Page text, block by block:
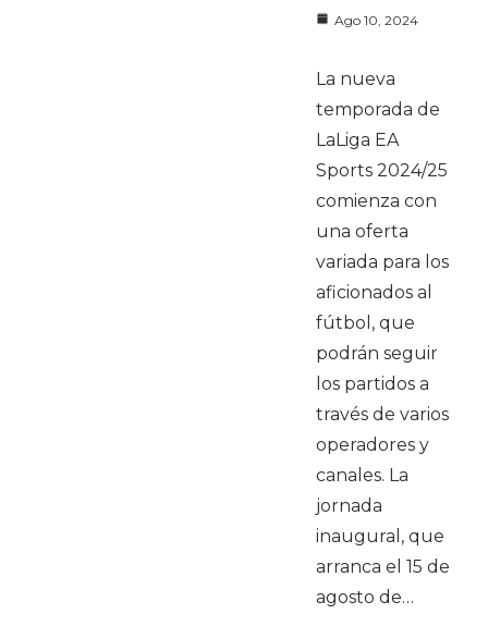
Ago 10, 2024
La nueva
temporada de
LaLiga EA
Sports 2024/25
comienza con
una oferta
variada para los
aficionados al
fútbol, que
podrán seguir
los partidos a
través de varios
operadores y
canales. La
jornada
inaugural, que
arranca el 15 de
agosto de…